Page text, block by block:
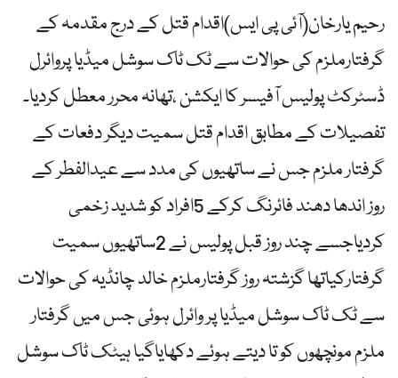
رحیم یارخان(آئی پی ایس)اقدام قتل کے درج مقدمہ کے
گرفتارملزم کی حوالات سے ٹک ٹاک سوشل میڈیا پروائرل
ڈسٹرکٹ پولیس آفیسر کا ایکشن ،تھانہ محرر معطل کردیا۔
تفصیلات کے مطابق اقدام قتل سمیت دیگر دفعات کے
گرفتار ملزم جس نے ساتھیوں کی مدد سے عیدالفطر کے
روز اندھا دھند فائرنگ کرکے 5افراد کو شدید زخمی
کردیاجسے چند روز قبل پولیس نے 2ساتھیوں سمیت
گرفتارکیاتھا گزشتہ روز گرفتارملزم خالد چانڈیہ کی حوالات
سے ٹک ٹاک سوشل میڈیا پر وائرل ہوئی جس میں گرفتار
ملزم مونچھوں کو تا دیتے ہوئے دکھایاگیا ہیٹک ٹاک سوشل